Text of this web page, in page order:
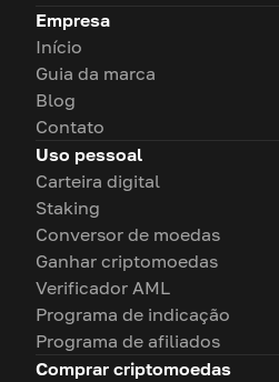
Empresa
Início
Guia da marca
Blog
Contato
Uso pessoal
Carteira digital
Staking
Conversor de moedas
Ganhar criptomoedas
Verificador AML
Programa de indicação
Programa de afiliados
Comprar criptomoedas